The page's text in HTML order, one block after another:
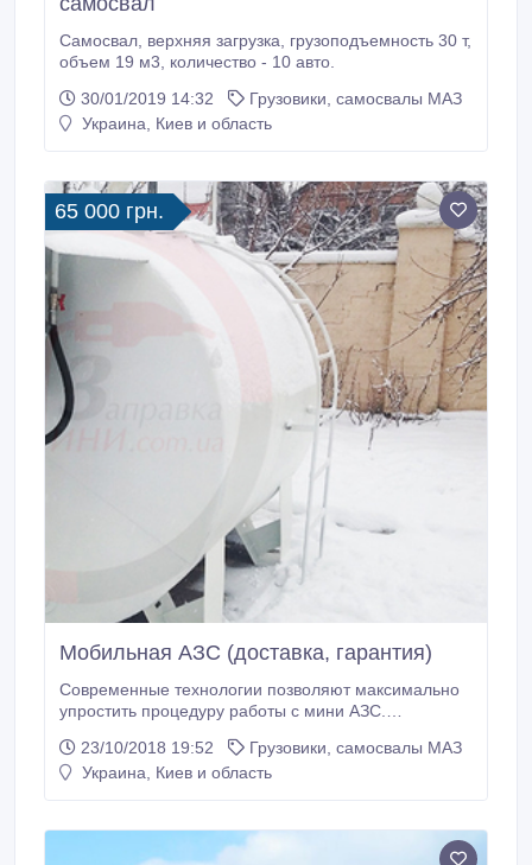
Самосвал, верхняя загрузка, грузоподъемность 30 т,
объем 19 м3, количество - 10 авто.
30/01/2019 14:32
Грузовики, самосвалы МАЗ
Украина, Киев и область
65 000 грн.
Мобильная АЗС (доставка, гарантия)
Современные технологии позволяют максимально
упростить процедуру работы с мини АЗС.
ТРК, система автономного отпуска топлива и
контроль за состоянием уровня топлива в
делают эксплуатацию АЗС легкой.
23/10/2018 19:52
Грузовики, самосвалы МАЗ
Украина, Киев и область